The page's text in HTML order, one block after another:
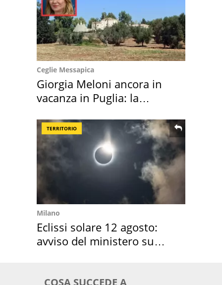
Ceglie Messapica
Giorgia Meloni ancora in
vacanza in Puglia: la
TERRITORIO
Milano
Eclissi solare 12 agosto:
avviso del ministero su